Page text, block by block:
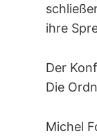
ihre
Der
Die
Michel